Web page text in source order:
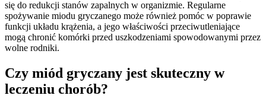
się do redukcji stanów zapalnych w organizmie. Regularne
spożywanie miodu gryczanego może również pomóc w poprawie
funkcji układu krążenia, a jego właściwości przeciwutleniające
mogą chronić komórki przed uszkodzeniami spowodowanymi przez
wolne rodniki.
Czy miód gryczany jest skuteczny w
leczeniu chorób?